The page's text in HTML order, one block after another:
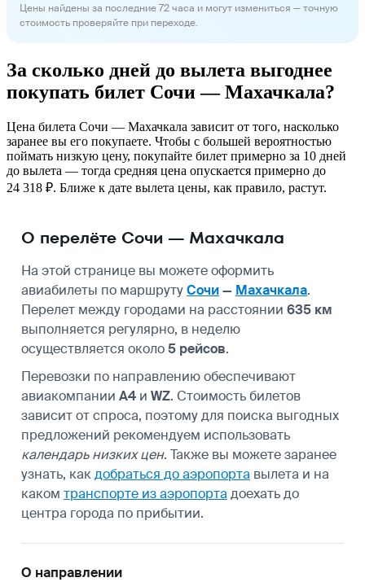
Цены найдены за последние 72 часа и могут измениться — точную
стоимость проверяйте при переходе.
За сколько дней до вылета выгоднее
покупать билет Сочи — Махачкала?
Цена билета Сочи — Махачкала зависит от того, насколько
заранее вы его покупаете. Чтобы с большей вероятностью
поймать низкую цену, покупайте билет примерно за 10 дней
до вылета — тогда средняя цена опускается примерно до
24 318 ₽. Ближе к дате вылета цены, как правило, растут.
О перелёте Сочи — Махачкала
На этой странице вы можете оформить
авиабилеты по маршрутуСочи— Махачкала.
Перелет между городами на расстоянии 635 км
выполняется регулярно, в неделю
осуществляется около5 рейсов.
Перевозки по направлению обеспечивают
авиакомпании A4 и WZ. Стоимость билетов
зависит от спроса, поэтому для поиска выгодных
предложений рекомендуем использовать
календарь низких цен. Также вы можете заранее
узнать, какдобраться до аэропорта вылета и на
каком транспорте из аэропорта доехать до
центра города по прибытии.
О направлении